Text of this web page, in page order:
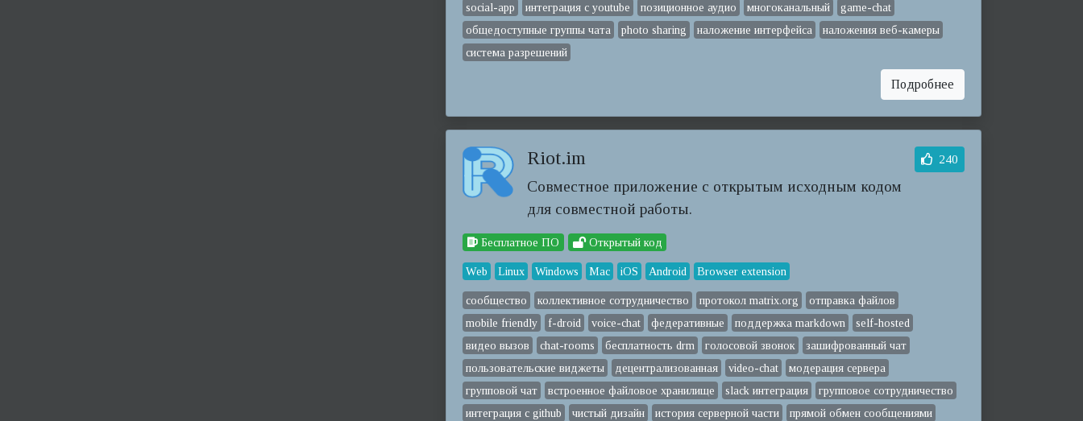
social-app
интеграция с youtube позиционное аудио многоканальный
game-chat
общедоступные группы чата
photo sharing наложение интерфейса
наложения веб-камеры
система разрешений
Подробнее
Riot.im
Совместное приложение с открытым исходным кодом
для совместной работы.
240
Бесплатное ПО Открытый код
Web Linux Windows Mac iOS Android Browser extension
сообщество коллективное сотрудничество протокол matrix.org
отправка файлов
mobile friendly
f-droid voice-chat федеративные поддержка markdown
self-hosted
видео вызов
chat-rooms бесплатность drm голосовой звонок
зашифрованный чат
пользовательские виджеты
децентрализованная video-chat
модерация сервера
групповой чат
встроенное файловое хранилище slack интеграция
групповое сотрудничество
интеграция с github
чистый дизайн история серверной части
прямой обмен сообщениями